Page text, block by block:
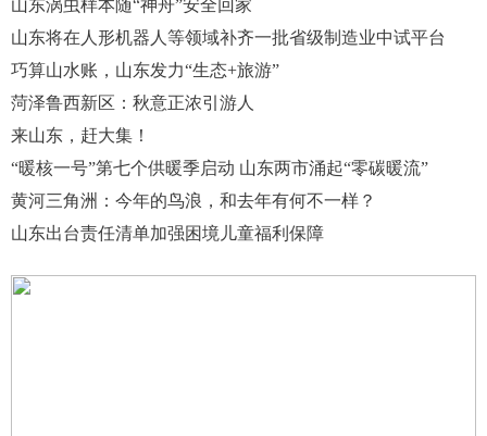
山东涡虫样本随“神舟”安全回家
山东将在人形机器人等领域补齐一批省级制造业中试平台
巧算山水账，山东发力“生态+旅游”
菏泽鲁西新区：秋意正浓引游人
来山东，赶大集！
“暖核一号”第七个供暖季启动 山东两市涌起“零碳暖流”
黄河三角洲：今年的鸟浪，和去年有何不一样？
山东出台责任清单加强困境儿童福利保障